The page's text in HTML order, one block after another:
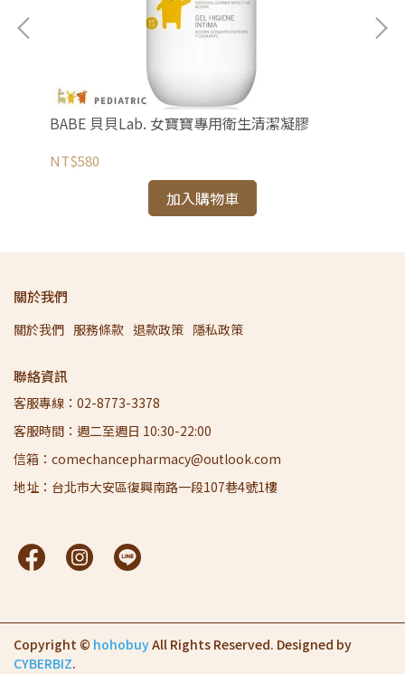
BABE 貝貝Lab. 女寶寶專用衛生清潔凝膠
NT$580
加入購物車
關於我們
關於我們 服務條款 退款政策 隱私政策
聯絡資訊
客服專線：02-8773-3378
客服時間：週二至週日 10:30-22:00
信箱：comechancepharmacy@outlook.com
地址：台北市大安區復興南路一段107巷4號1樓
Copyright © hohobuyAll Rights Reserved. Designed by
CYBERBIZ.